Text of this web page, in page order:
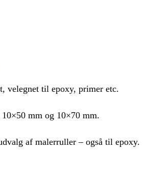
velegnet til epoxy, primer etc.
mm og 10×70 mm.
af malerruller – også til epoxy.